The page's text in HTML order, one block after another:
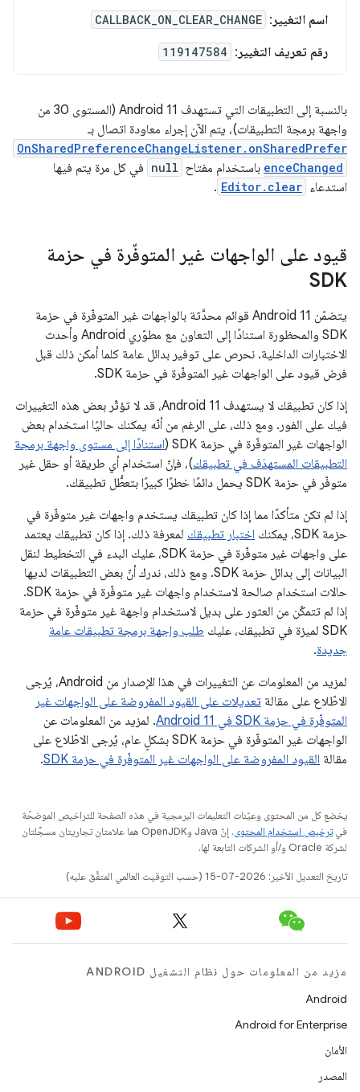
اسم التغيير :
CALLBACK_ON_CLEAR_CHANGE
رقم تعريف التغيير :
119147584
بالنسبة إلى التطبيقات التي تستهدف Android 11 (المستوى 30 من
واجهة برمجة التطبيقات)، يتم الآن إجراء معاودة اتصال بـ
OnSharedPreferenceChangeListener.onSharedPrefer
enceChanged باستخدام مفتاح null في كل مرة يتم فيها
استدعاء Editor.clear
.
قيود على الواجهات غير المتوفّرة في حزمة
SDK
يتضمّن Android 11 قوائم محدَّثة بالواجهات غير المتوفّرة في حزمة
SDK والمحظورة استنادًا إلى التعاون مع مطوّري Android وأحدث
الاختبارات الداخلية. نحرص على توفير بدائل عامة كلما أمكن ذلك قبل
فرض قيود على الواجهات غير المتوفّرة في حزمة SDK.
إذا كان تطبيقك لا يستهدف Android 11، قد لا تؤثّر بعض هذه التغييرات
فيك على الفور. ومع ذلك، على الرغم من أنّه يمكنك حاليًا استخدام بعض
الواجهات غير المتوفّرة في حزمة SDK (
استنادًا إلى مستوى واجهة برمجة
التطبيقات المستهدَف في تطبيقك)، فإنّ استخدام أي طريقة أو حقل غير
متوفّر في حزمة SDK يحمل دائمًا خطرًا كبيرًا بتعطُّل تطبيقك.
إذا لم تكن متأكدًا مما إذا كان تطبيقك يستخدم واجهات غير متوفّرة في
حزمة SDK، يمكنك
اختبار تطبيقك لمعرفة ذلك. إذا كان تطبيقك يعتمد
على واجهات غير متوفّرة في حزمة SDK، عليك البدء في التخطيط لنقل
البيانات إلى بدائل حزمة SDK. ومع ذلك، ندرك أنّ بعض التطبيقات لديها
حالات استخدام صالحة لاستخدام واجهات غير متوفّرة في حزمة SDK.
إذا لم تتمكّن من العثور على بديل لاستخدام واجهة غير متوفّرة في حزمة
SDK لميزة في تطبيقك، عليك
طلب واجهة برمجة تطبيقات عامة
جديدة.
لمزيد من المعلومات عن التغييرات في هذا الإصدار من Android، يُرجى
الاطّلاع على مقالة تعديلات على القيود المفروضة على الواجهات غير
المتوفّرة في حزمة SDK في Android 11
. لمزيد من المعلومات عن
الواجهات غير المتوفّرة في حزمة SDK بشكلٍ عام، يُرجى الاطّلاع على
مقالة القيود المفروضة على الواجهات غير المتوفّرة في حزمة SDK .
يخضع كل من المحتوى وعيّنات التعليمات البرمجية في هذه الصفحة للتراخيص الموضحّة
فيترخيص استخدام المحتوى
. إنّ Java وOpenJDK هما علامتان تجاريتان مسجَّلتان
لشركة Oracle و/أو الشركات التابعة لها.
تاريخ التعديل الأخير: 2026-07-15 (حسب التوقيت العالمي المتفَّق عليه)
مزيد من المعلومات حول نظام التشغيل ANDROID
Android
Android for Enterprise
الأمان
المصدر